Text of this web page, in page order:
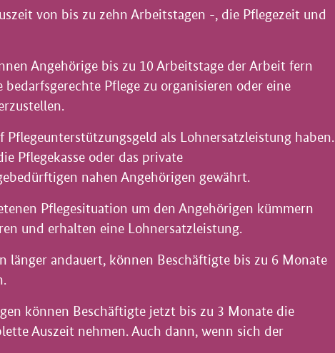
von bis zu zehn Arbeitstagen -, die Pflegezeit und
Angehörige bis zu 10 Arbeitstage der Arbeit fern
Pflege zu organisieren oder eine
Pflegeunterstützungsgeld als Lohnersatzleistung haben.
Pflegekasse oder das private
nahen Angehörigen gewährt.
Pflegesituation um den Angehörigen kümmern
und erhalten eine Lohnersatzleistung.
länger andauert, können Beschäftigte bis zu 6 Monate
können Beschäftigte jetzt bis zu 3 Monate die
Auszeit nehmen. Auch dann, wenn sich der